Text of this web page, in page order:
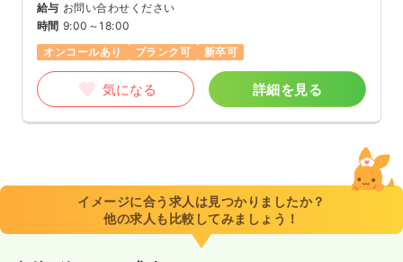
給与 お問い合わせください
時間 9:00～18:00
オンコールあり
ブランク可 新卒可
気になる 詳細を見る
イメージに合う求人は見つかりましたか？
他の求人も比較してみましょう！